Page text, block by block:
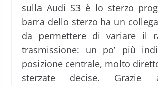
sulla Audi S3 è lo sterzo
barra dello sterzo ha un
da permettere di variare il
trasmissione: un po’ più
posizione centrale, molto
sterzate decise. Grazie